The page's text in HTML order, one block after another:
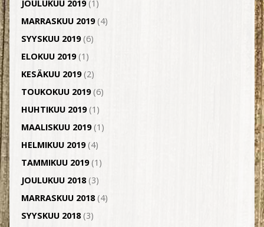
JOULUKUU 2019(1)
MARRASKUU 2019(4)
SYYSKUU 2019(6)
ELOKUU 2019(1)
KESÄKUU 2019(2)
TOUKOKUU 2019(6)
HUHTIKUU 2019(1)
MAALISKUU 2019(1)
HELMIKUU 2019(4)
TAMMIKUU 2019(1)
JOULUKUU 2018(3)
MARRASKUU 2018(4)
SYYSKUU 2018(3)